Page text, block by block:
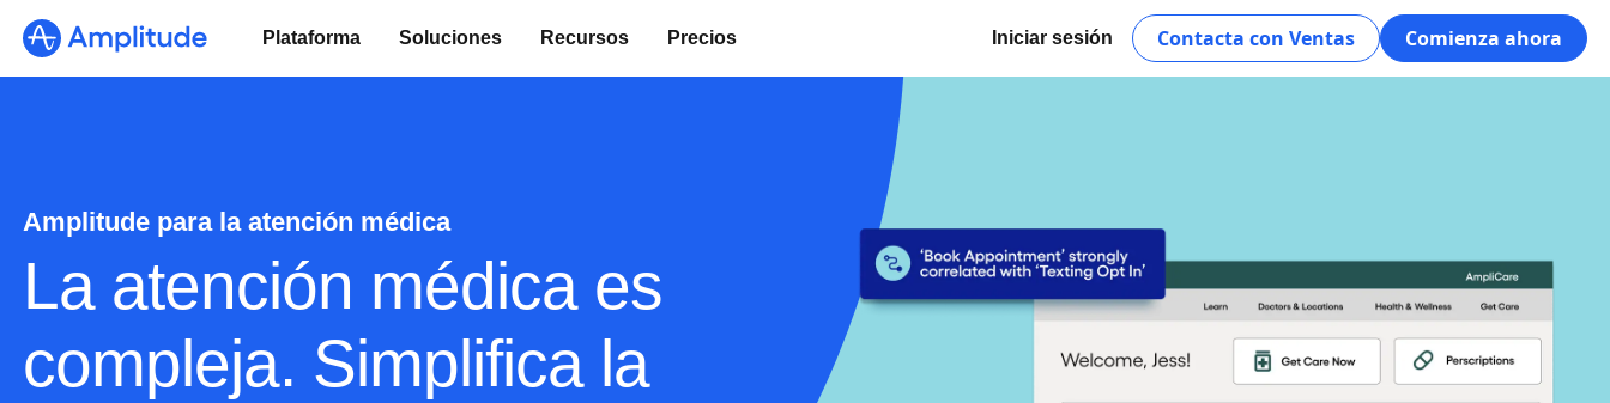
Plataforma Soluciones Recursos Precios Iniciar sesión Contacta con Ventas Comienza ahora
Amplitude para la atención médica
La atención médica es
compleja. Simplifica la